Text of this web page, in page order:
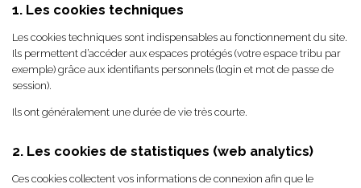
1. Les cookies techniques
Les cookies techniques sont indispensables au fonctionnement du site.
Ils permettent d’accéder aux espaces protégés (votre espace tribu par
exemple) grâce aux identifiants personnels (login et mot de passe de
session).
Ils ont généralement une durée de vie très courte.
2. Les cookies de statistiques (web analytics)
Ces cookies collectent vos informations de connexion afin que le